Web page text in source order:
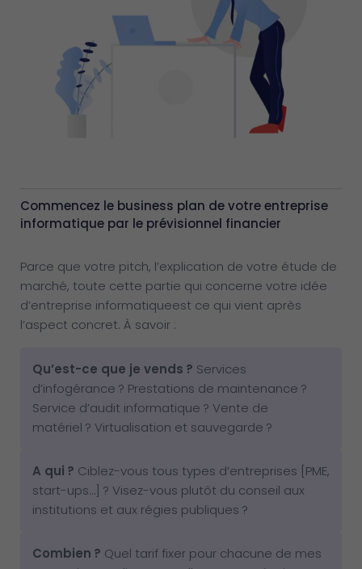
Commencez le business plan de votre entreprise
informatique par le prévisionnel financier
Parce que votre pitch, l’explication de votre étude de
marché, toute cette partie qui concerne votre idée
d’entreprise informatiqueest ce qui vient après
l’aspect concret. À savoir :
Qu’est-ce que je vends ? Services
d’infogérance ? Prestations de maintenance ?
Service d’audit informatique ? Vente de
matériel ? Virtualisation et sauvegarde ?
A qui ? Ciblez-vous tous types d’entreprises [PME,
start-ups…] ? Visez-vous plutôt du conseil aux
institutions et aux régies publiques ?
Combien ? Quel tarif fixer pour chacune de mes